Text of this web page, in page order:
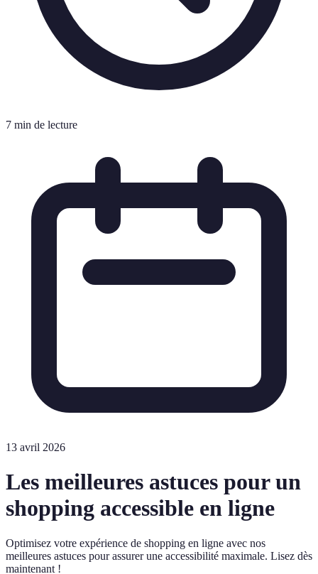
7 min de lecture
13 avril 2026
Les meilleures astuces pour un
shopping accessible en ligne
Optimisez votre expérience de shopping en ligne avec nos
meilleures astuces pour assurer une accessibilité maximale. Lisez dès
maintenant !